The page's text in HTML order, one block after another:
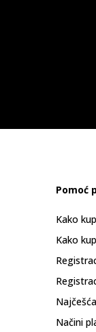
Pomoć
Kako
Kako
Načini